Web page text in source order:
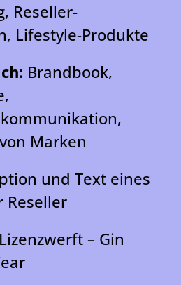
Reseller-
Lifestyle-Produkte
Brandbook,
Marken
und Text eines
Reseller
Lizenzwerft – Gin